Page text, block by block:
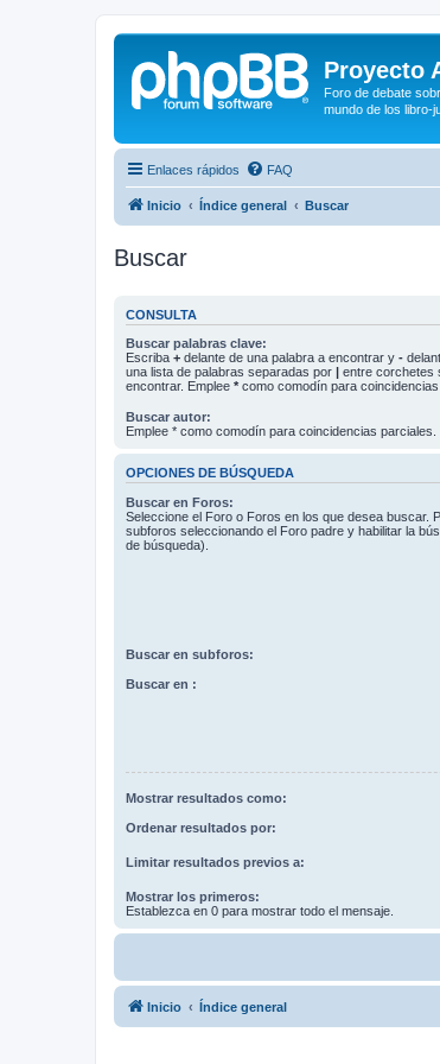
Proyecto
Foro de debate
mundo de los libro-
Enlaces rápidos FAQ
Inicio Índice general Buscar
Buscar
CONSULTA
Buscar palabras clave:
Escriba + delante de una palabra a encontrar y -
una lista de palabras separadas por | entre corchetes
encontrar. Emplee * como comodín para coincidencias
Buscar autor:
Emplee * como comodín para coincidencias parciales.
OPCIONES DE BÚSQUEDA
Buscar en Foros:
Seleccione el Foro o Foros en los que desea buscar.
subforos seleccionando el Foro padre y habilitar la
de búsqueda).
Buscar en subforos:
Buscar en :
Mostrar resultados como:
Ordenar resultados por:
Limitar resultados previos a:
Mostrar los primeros:
Establezca en 0 para mostrar todo el mensaje.
Inicio Índice general